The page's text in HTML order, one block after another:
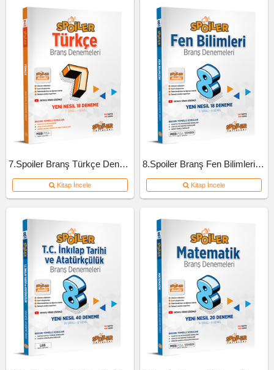
7.Spoiler Branş Türkçe Deneme
Kitap İncele
8.Spoiler Branş Fen Bilimleri Deneme
Kitap İncele